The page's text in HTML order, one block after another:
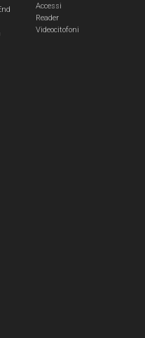
Accessi
Reader
Videocitofoni